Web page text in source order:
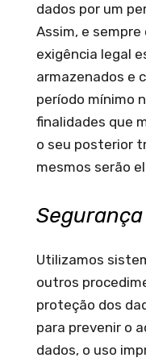
dados por um
Assim, e
exigência legal
armazenados e
período mínimo
finalidades que
o seu posterior
mesmos serão
Segurança
Utilizamos
outros
proteção dos
para prevenir o
dados, o uso